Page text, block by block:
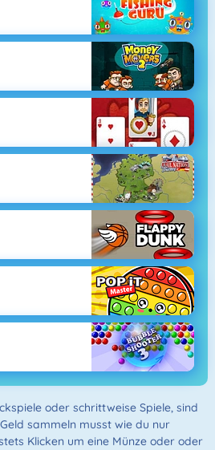
oder schrittweise Spiele, sind
sammeln musst wie du nur
Klicken um eine Münze oder oder